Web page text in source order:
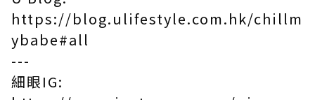
https://blog.ulifestyle.com.hk/chillm
ybabe#all
---
細眼IG: